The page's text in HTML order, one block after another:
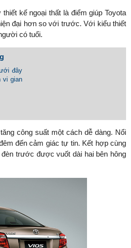
kế ngoại thất là điểm giúp Toyota
đại hơn so với trước. Với kiểu thiết
có tuổi.
đây
vi gian
công suất một cách dễ dàng. Nổi
đến cảm giác tự tin. Kết hợp cùng
trước được vuốt dài hai bên hông
TS. Nguyễn Đức Độ - Phó Viện trưởng
Viện Kinh tế Tài chính
đầu tư cho khoa học công
nghệ; ban hành các cơ chế
khuyến khích đổi mới sáng